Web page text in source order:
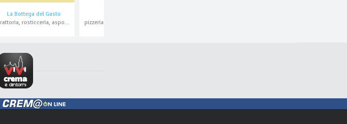
La Bottega del Gusto
trattoria, rosticceria, asporto, domicilio